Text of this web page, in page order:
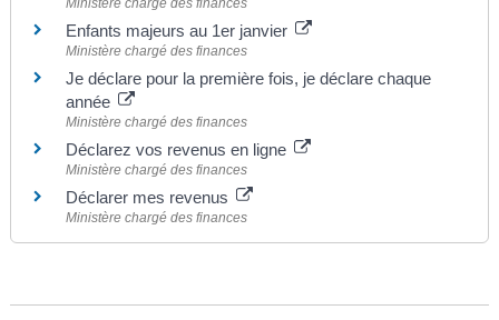
Enfants majeurs au 1er janvier
Ministère chargé des finances
Je déclare pour la première fois, je déclare chaque
année
Ministère chargé des finances
Déclarez vos revenus en ligne
Ministère chargé des finances
Déclarer mes revenus
Ministère chargé des finances